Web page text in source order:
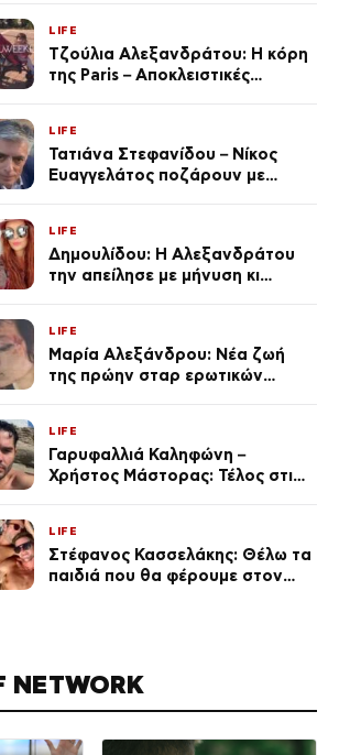
LIFE
Τζούλια Αλεξανδράτου: Η κόρη
της Paris – Αποκλειστικές
LIFE
Τατιάνα Στεφανίδου – Νίκος
Ευαγγελάτος ποζάρουν με
LIFE
Δημουλίδου: Η Αλεξανδράτου
την απείλησε με μήνυση κι
ποια είσαι σοκαρίστικα»
LIFE
Μαρία Αλεξάνδρου: Νέα ζωή
της πρώην σταρ ερωτικών
(Φωτογραφίες)
LIFE
Γαρυφαλλιά Καληφώνη –
Χρήστος Μάστορας: Τέλος στις
LIFE
Στέφανος Κασσελάκης: Θέλω τα
παιδιά που θα φέρουμε στον
NETWORK